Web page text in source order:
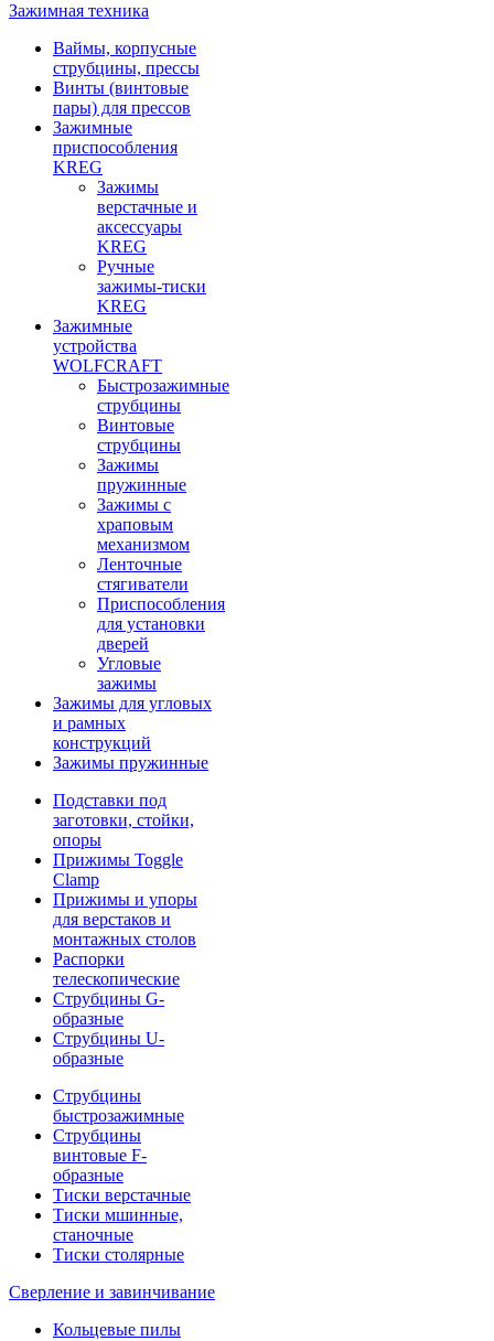
Зажимная техника
Ваймы, корпусные
струбцины, прессы
Винты (винтовые
пары) для прессов
Зажимные
приспособления
KREG
Зажимы
верстачные и
аксессуары
KREG
Ручные
зажимы-тиски
KREG
Зажимные
устройства
WOLFCRAFT
Быстрозажимные
струбцины
Винтовые
струбцины
Зажимы
пружинные
Зажимы с
храповым
механизмом
Ленточные
стягиватели
Приспособления
для установки
дверей
Угловые
зажимы
Зажимы для угловых
и рамных
конструкций
Зажимы пружинные
Подставки под
заготовки, стойки,
опоры
Прижимы Toggle
Clamp
Прижимы и упоры
для верстаков и
монтажных столов
Распорки
телескопические
Струбцины G-
образные
Струбцины U-
образные
Струбцины
быстрозажимные
Струбцины
винтовые F-
образные
Тиски верстачные
Тиски мшинные,
станочные
Тиски столярные
Сверление и завинчивание
Кольцевые пилы